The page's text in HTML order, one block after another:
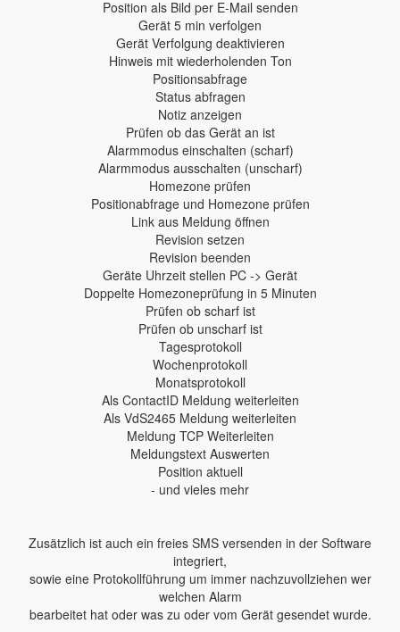
Position als Bild per E-Mail senden
Gerät 5 min verfolgen
Gerät Verfolgung deaktivieren
Hinweis mit wiederholenden Ton
Positionsabfrage
Status abfragen
Notiz anzeigen
Prüfen ob das Gerät an ist
Alarmmodus einschalten (scharf)
Alarmmodus ausschalten (unscharf)
Homezone prüfen
Positionabfrage und Homezone prüfen
Link aus Meldung öffnen
Revision setzen
Revision beenden
Geräte Uhrzeit stellen PC -> Gerät
Doppelte Homezoneprüfung in 5 Minuten
Prüfen ob scharf ist
Prüfen ob unscharf ist
Tagesprotokoll
Wochenprotokoll
Monatsprotokoll
Als ContactID Meldung weiterleiten
Als VdS2465 Meldung weiterleiten
Meldung TCP Weiterleiten
Meldungstext Auswerten
Position aktuell
- und vieles mehr
Zusätzlich ist auch ein freies SMS versenden in der Software
integriert,
sowie eine Protokollführung um immer nachzuvollziehen wer
welchen Alarm
bearbeitet hat oder was zu oder vom Gerät gesendet wurde.